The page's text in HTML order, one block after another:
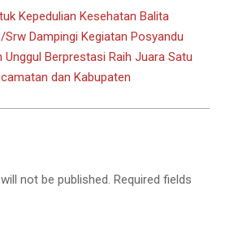
Kepedulian Kesehatan Balita
Dampingi Kegiatan Posyandu
Unggul Berprestasi Raih Juara Satu
dan Kabupaten
not be published. Required fields